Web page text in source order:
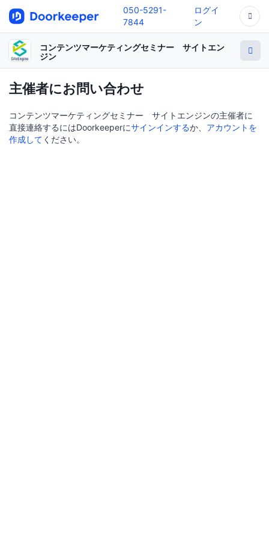
050-5291-
7844
ログイ
ン
コンテンツマーケティングセミナー サイトエン
ジン
主催者にお問い合わせ
コンテンツマーケティングセミナー サイトエンジンの主催者に
直接連絡するにはDoorkeeperにサインインするか、 アカウントを
作成して ください。